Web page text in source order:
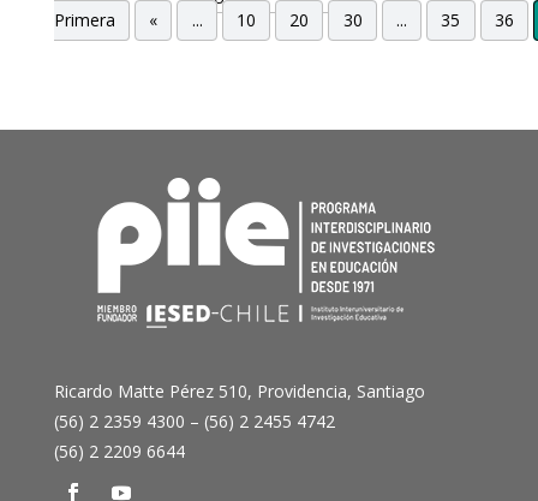
Primera
« ... 10 20 30 ... 35 36
Ricardo Matte Pérez 510, Providencia, Santiago
(56) 2 2359 4300 – (56) 2 2455 4742
(56) 2 2209 6644